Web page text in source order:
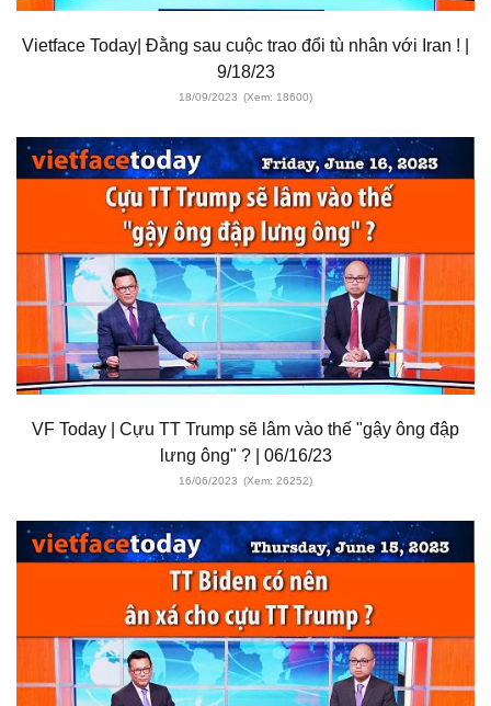
Vietface Today| Đằng sau cuộc trao đổi tù nhân với Iran ! |
9/18/23
18/09/2023 (Xem: 18600)
VF Today | Cựu TT Trump sẽ lâm vào thế "gậy ông đập
lưng ông" ? | 06/16/23
16/06/2023 (Xem: 26252)